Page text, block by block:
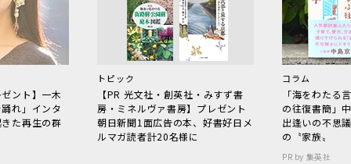
ント】一木
れ」インタ
た再生の群
トピック
【PR 光文社・創英社・みすず書
房・ミネルヴァ書房】プレゼント
朝日新聞1面広告の本、好書好日メ
ルマガ読者計20名様に
コラム
「海をわた
の往復書簡」
出逢いの不思
の〝家族〟
PR by 集英社